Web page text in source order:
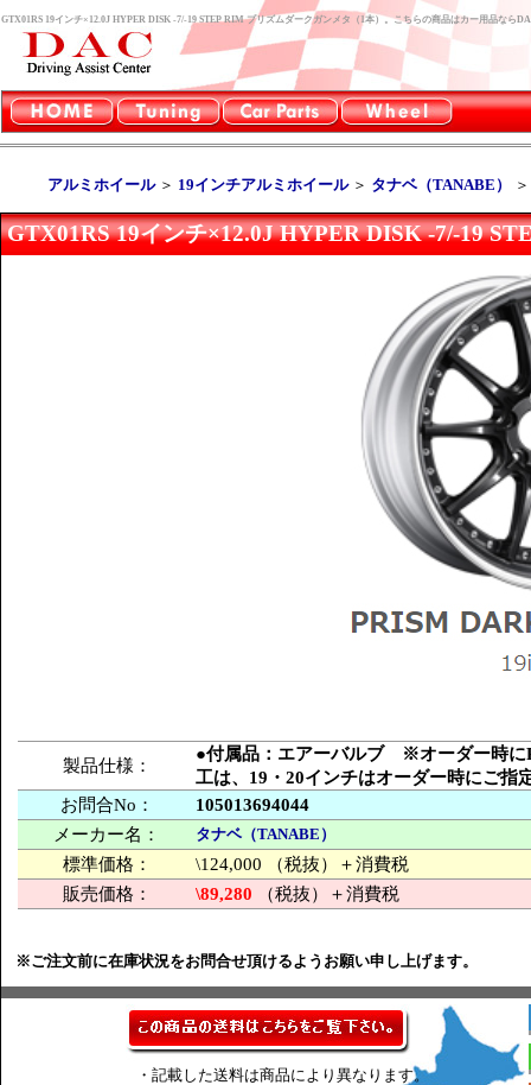
GTX01RS 19インチ×12.0J HYPER DISK -7/-19 STEP RIM プリズムダークガンメタ（1本）。こちらの商品はカー用品なら
アルミホイール＞ 19インチアルミホイール＞ タナベ（TANABE）
GTX01RS 19インチ×12.0J HYPER DISK -7/-19
製品仕様：
●付属品：エアーバルブ ※オーダー時に
工は、19・20インチはオーダー時にご指
お問合No：
105013694044
メーカー名：
タナベ（TANABE）
標準価格：
\124,000 （税抜）＋消費税
販売価格：
\89,280 （税抜）＋消費税
※ご注文前に在庫状況をお問合せ頂けるようお願い申し上げます。
・記載した送料は商品により異なります。